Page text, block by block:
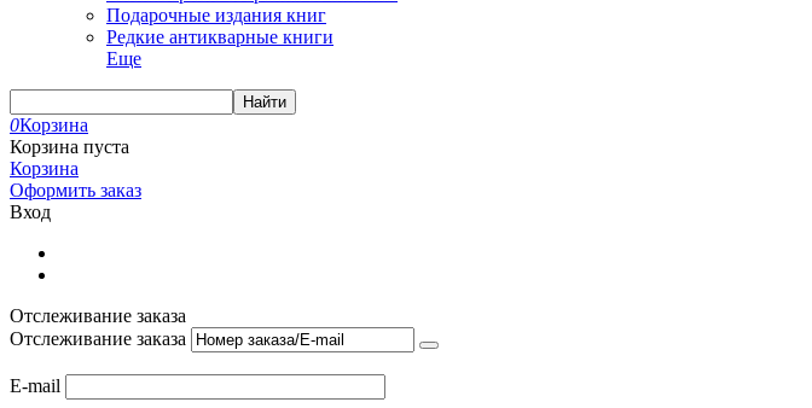
Подарочные издания книг
Редкие антикварные книги
Еще
Найти
0Корзина
Корзина пуста
Корзина
Оформить заказ
Вход
Отслеживание заказа
Отслеживание заказа
E-mail